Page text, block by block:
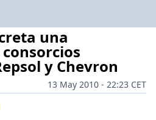
una
y Chevron
13 May 2010 - 22:23 CET